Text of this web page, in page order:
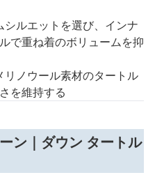
ルエットを選び、インナ
で重ね着のボリュームを抑
ノウール素材のタートル
を維持する
ン｜ダウン タートル